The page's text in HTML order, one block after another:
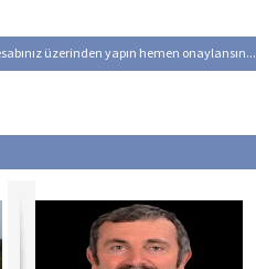
üzerinden yapın hemen onaylansın...